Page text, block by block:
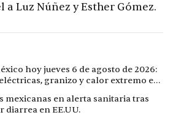
a Luz Núñez y Esther Gómez.
hoy jueves 6 de agosto de 2026:
granizo y calor extremo en
mexicanas en alerta sanitaria tras
diarrea en EE.UU.